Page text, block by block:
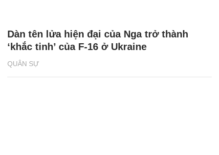
QUÂN SỰ
Dàn tên lửa hiện đại của Nga trở thành
‘khắc tinh’ của F-16 ở Ukraine